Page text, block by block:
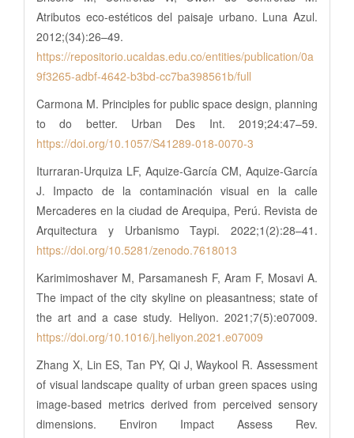
Atributos eco-estéticos del paisaje urbano. Luna Azul.
2012;(34):26–49.
https://repositorio.ucaldas.edu.co/entities/publication/0a
9f3265-adbf-4642-b3bd-cc7ba398561b/full
Carmona M. Principles for public space design, planning
to do better. Urban Des Int. 2019;24:47–59.
https://doi.org/10.1057/S41289-018-0070-3
Iturraran-Urquiza LF, Aquize-García CM, Aquize-García
J. Impacto de la contaminación visual en la calle
Mercaderes en la ciudad de Arequipa, Perú. Revista de
Arquitectura y Urbanismo Taypi. 2022;1(2):28–41.
https://doi.org/10.5281/zenodo.7618013
Karimimoshaver M, Parsamanesh F, Aram F, Mosavi A.
The impact of the city skyline on pleasantness; state of
the art and a case study. Heliyon. 2021;7(5):e07009.
https://doi.org/10.1016/j.heliyon.2021.e07009
Zhang X, Lin ES, Tan PY, Qi J, Waykool R. Assessment
of visual landscape quality of urban green spaces using
image-based metrics derived from perceived sensory
dimensions. Environ Impact Assess Rev.